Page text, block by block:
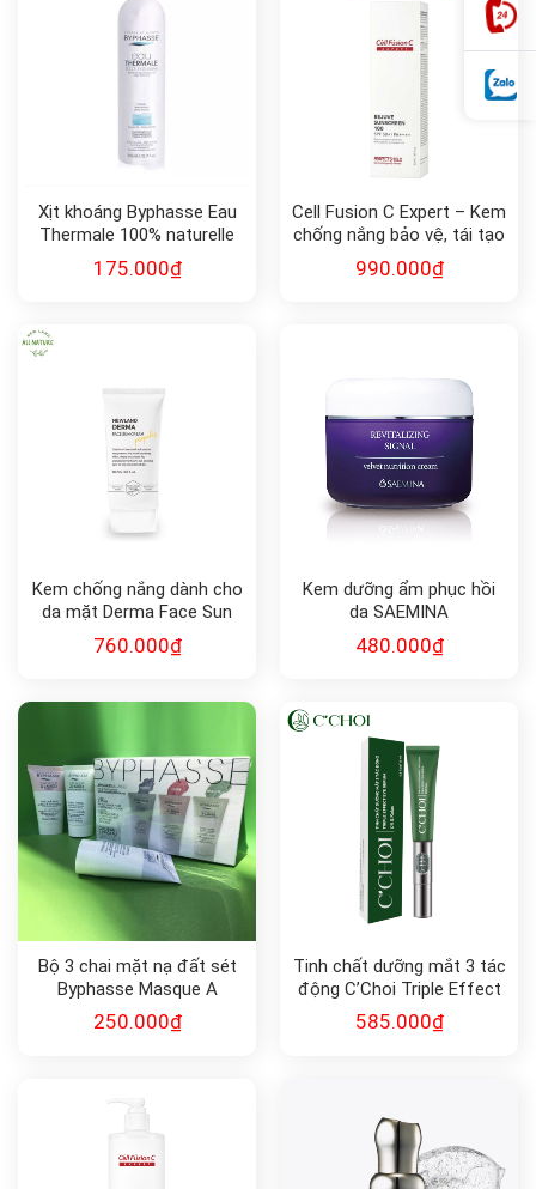
Xịt khoáng Byphasse Eau
Thermale 100% naturelle
300ml
175.000₫
Cell Fusion C Expert – Kem
chống nắng bảo vệ, tái tạo
da Rejuve Sunscreen 100
SPF50+, PA++++
990.000₫
Kem chống nắng dành cho
da mặt Derma Face Sun
Cream SPF 50+ và
PA++++
760.000₫
Kem dưỡng ẩm phục hồi
da SAEMINA
REVITALIZING SIGNAL
480.000₫
Bộ 3 chai mặt nạ đất sét
Byphasse Masque A
L’Argile 150ml
250.000₫
Tinh chất dưỡng mắt 3 tác
động C’Choi Triple Effect
Eye Serum
585.000₫